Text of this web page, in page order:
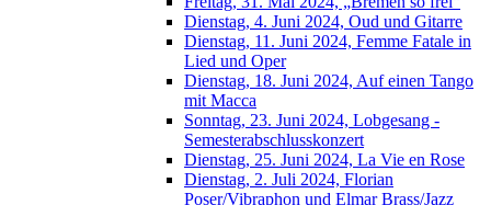
Dienstag, 4. Juni 2024, Oud und Gitarre
Dienstag, 11. Juni 2024, Femme Fatale in
Lied und Oper
Dienstag, 18. Juni 2024, Auf einen Tango
mit Macca
Sonntag, 23. Juni 2024, Lobgesang -
Semesterabschlusskonzert
Dienstag, 25. Juni 2024, La Vie en Rose
Dienstag, 2. Juli 2024, Florian
Poser/Vibraphon und Elmar Brass/Jazz